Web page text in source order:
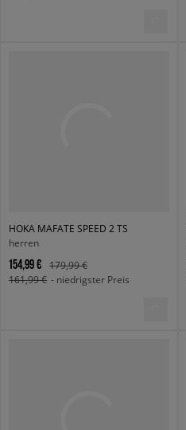
HOKA MAFATE SPEED 2 TS
herren
154,99 €
179,99 €
161,99 € - niedrigster Preis